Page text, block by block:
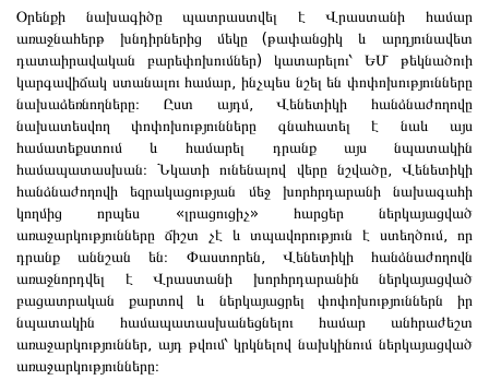
Օրենքի նախագիծը պատրաստվել է Վրաստանի համար
առաջնահերթ խնդիրներից մեկը (թափանցիկ և արդյունավետ
դատաիրավական բարեփոխումներ) կատարելու՝ ԵՄ թեկնածուի
կարգավիճակ ստանալու համար, ինչպես նշել են փոփոխությունները
նախաձեռնողները։ Ըստ այդմ, Վենետիկի հանձնաժողովը
նախատեսվող փոփոխությունները գնահատել է նաև այս
համատեքստում և համարել դրանք այս նպատակին
համապատասխան։ Նկատի ունենալով վերը նշվածը, Վենետիկի
հանձնաժողովի եզրակացության մեջ խորհրդարանի նախագահի
կողմից որպես «լրացուցիչ» հարցեր ներկայացված
առաջարկությունները ճիշտ չէ և տպավորություն է ստեղծում, որ
դրանք աննշան են։ Փաստորեն, Վենետիկի հանձնաժողովն
առաջնորդվել է Վրաստանի խորհրդարանին ներկայացված
բացատրական քարտով և ներկայացրել փոփոխություններն իր
նպատակին համապատասխանեցնելու համար անհրաժեշտ
առաջարկություններ, այդ թվում՝ կրկնելով նախկինում ներկայացված
առաջարկությունները։